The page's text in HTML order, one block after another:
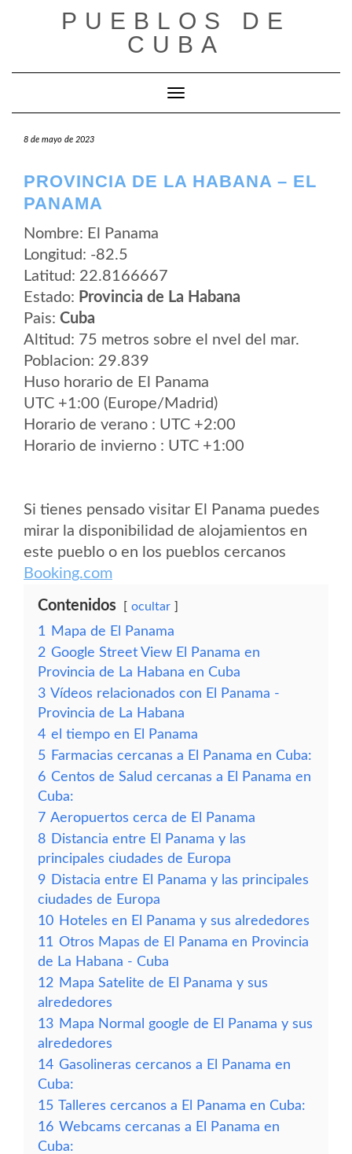
PUEBLOS DE
CUBA
Cambiar modo de navegación
8 de mayo de 2023
PROVINCIA DE LA HABANA – EL
PANAMA
Nombre: El Panama
Longitud: -82.5
Latitud: 22.8166667
Estado: Provincia de La Habana
Pais: Cuba
Altitud: 75 metros sobre el nvel del mar.
Poblacion: 29.839
Huso horario de El Panama
UTC +1:00 (Europe/Madrid)
Horario de verano : UTC +2:00
Horario de invierno : UTC +1:00
Si tienes pensado visitar El Panama puedes
mirar la disponibilidad de alojamientos en
este pueblo o en los pueblos cercanos
Booking.com
Contenidos ocultar
1
Mapa de El Panama
2 Google Street View El Panama en
Provincia de La Habana en Cuba
3 Vídeos relacionados con El Panama -
Provincia de La Habana
4 el tiempo en El Panama
5 Farmacias cercanas a El Panama en Cuba:
6 Centos de Salud cercanas a El Panama en
Cuba:
7 Aeropuertos cerca de El Panama
8 Distancia entre El Panama y las
principales ciudades de Europa
9 Distacia entre El Panama y las principales
ciudades de Europa
10 Hoteles en El Panama y sus alrededores
11 Otros Mapas de El Panama en Provincia
de La Habana - Cuba
12 Mapa Satelite de El Panama y sus
alrededores
13 Mapa Normal google de El Panama y sus
alrededores
14 Gasolineras cercanos a El Panama en
Cuba:
15 Talleres cercanos a El Panama en Cuba:
16 Webcams cercanas a El Panama en
Cuba: